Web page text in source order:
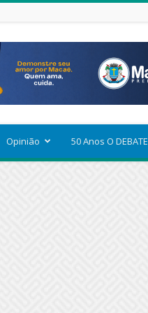
Opinião 50 Anos O DEBATE